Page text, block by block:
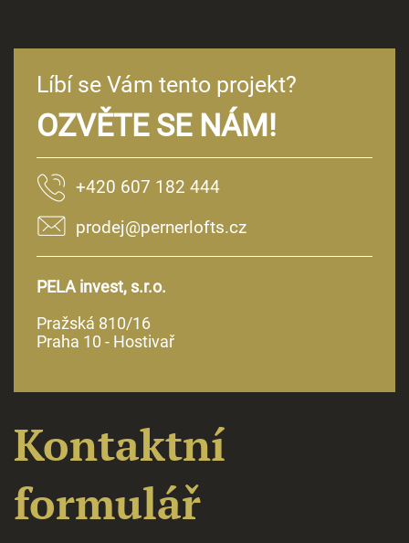
Líbí se Vám tento projekt?
OZVĚTE SE NÁM!
+420 607 182 444
prodej@pernerlofts.cz
PELA invest, s.r.o.
Pražská 810/16
Praha 10 - Hostivař
Kontaktní
formulář